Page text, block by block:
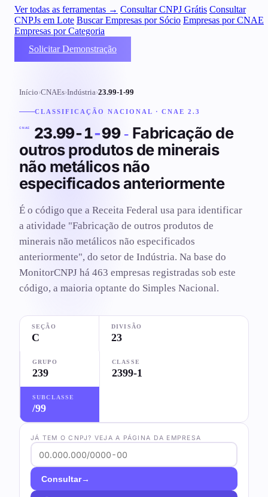
Ver todas as ferramentas → Consultar CNPJ Grátis Consultar
CNPJs em Lote Buscar Empresas por Sócio Empresas por CNAE
Empresas por Categoria
Solicitar Demonstração
Início›CNAEs›Indústria›23.99-1-99
CLASSIFICAÇÃO NACIONAL · CNAE 2.3
CNAE 23.99-1-99- Fabricação de
outros produtos de minerais
não metálicos não
especificados anteriormente
É o código que a Receita Federal usa para identificar
a atividade "Fabricação de outros produtos de
minerais não metálicos não especificados
anteriormente", do setor de Indústria. Na base do
MonitorCNPJ há 463 empresas registradas sob este
código, a maioria optante do Simples Nacional.
SEÇÃO
C
DIVISÃO
23
GRUPO
239
CLASSE
2399-1
SUBCLASSE
/99
JÁ TEM O CNPJ? VEJA A PÁGINA DA EMPRESA
Consultar→